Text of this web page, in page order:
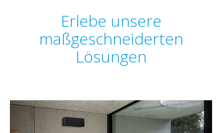
Erlebe unsere
maßgeschneiderten
Lösungen